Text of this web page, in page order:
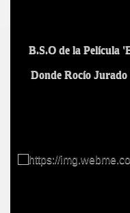
B.S.O de la Película
Donde Rocío Jurado